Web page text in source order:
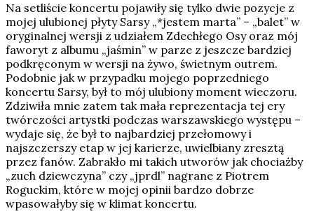
Na setliście koncertu pojawiły się tylko dwie pozycje z
mojej ulubionej płyty Sarsy „*jestem marta” – „balet” w
oryginalnej wersji z udziałem Zdechłego Osy oraz mój
faworyt z albumu „jaśmin” w parze z jeszcze bardziej
podkręconym w wersji na żywo, świetnym outrem.
Podobnie jak w przypadku mojego poprzedniego
koncertu Sarsy, był to mój ulubiony moment wieczoru.
Zdziwiła mnie zatem tak mała reprezentacja tej ery
twórczości artystki podczas warszawskiego występu –
wydaje się, że był to najbardziej przełomowy i
najszczerszy etap w jej karierze, uwielbiany zresztą
przez fanów. Zabrakło mi takich utworów jak chociażby
„zuch dziewczyna” czy „jprdl” nagrane z Piotrem
Roguckim, które w mojej opinii bardzo dobrze
wpasowałyby się w klimat koncertu.